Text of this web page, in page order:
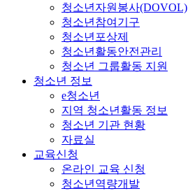
청소년자원봉사(DOVOL)
청소년참여기구
청소년포상제
청소년활동안전관리
청소년 그룹활동 지원
청소년 정보
e청소년
지역 청소년활동 정보
청소년 기관 현황
자료실
교육신청
온라인 교육 신청
청소년역량개발